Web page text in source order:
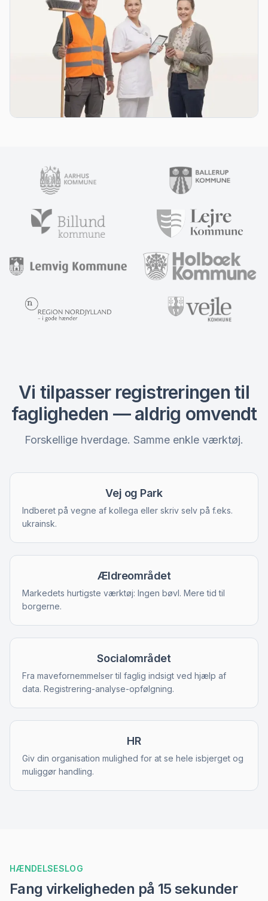
Vi tilpasser registreringen til
fagligheden — aldrig omvendt
Forskellige hverdage. Samme enkle værktøj.
Vej og Park
Indberet på vegne af kollega eller skriv selv på f.eks.
ukrainsk.
Ældreområdet
Markedets hurtigste værktøj: Ingen bøvl. Mere tid til
borgerne.
Socialområdet
Fra mavefornemmelser til faglig indsigt ved hjælp af
data. Registrering-analyse-opfølgning.
HR
Giv din organisation mulighed for at se hele isbjerget og
muliggør handling.
HÆNDELSESLOG
Fang virkeligheden på 15 sekunder